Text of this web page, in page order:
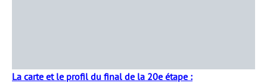
La carte et le profil du final de la 20e étape :